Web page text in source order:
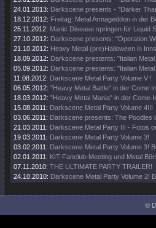
24.01.2013: Darkscene presents - "Darker
18.12.2012: Freitag: Metal Armageddon in der
25.11.2012: Manic Disease springen für Liquid
27.10.2012: Darkscene presents: "Operation
21.10.2012: Heavy Metal (pre)Halloween in
18.09.2012: Darkscene prestents: "Italian
05.09.2012: Darkscene prestents: "Italian
11.08.2012: Darkscene Metal Party Volume V !
06.05.2012: "Heavy Metal Battle" in der Come
18.03.2012: "Heavy Metal Mania" in der Come
15.08.2011: Darkscene Metal Party Volume 4!!!
03.06.2011: Darkscene presents: The Poodles
21.03.2011: Darkscene Metal Party III - Fotos
19.03.2011: Darkscene Metal Party Volume 3!
03.02.2011: Darkscene Metal Party Volume 3!
02.01.2011: KIT-Fanclub-Meeting und Metal
07.11.2010: THE ULTIMATE PARTY TRAILER!
24.10.2010: Darkscene Metal Party Volume 2!
©